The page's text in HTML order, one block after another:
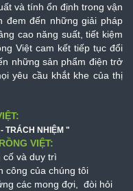
và tính ổn định trong vận
đem đến những giải pháp
cao năng suất, tiết kiệm
Việt cam kết tiếp tục đổi
những sản phẩm điện trở
yêu cầu khắt khe của thị
TRÁCH NHIỆM "
VIỆT:
cố và duy trì
công của chúng tôi
các mong đợi, đòi hỏi